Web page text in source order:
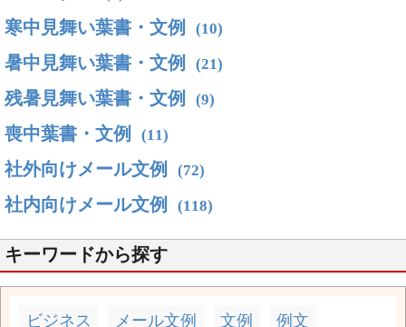
寒中見舞い葉書・文例 (10)
暑中見舞い葉書・文例 (21)
残暑見舞い葉書・文例 (9)
喪中葉書・文例 (11)
社外向けメール文例 (72)
社内向けメール文例 (118)
キーワードから探す
ビジネス メール文例 文例 例文